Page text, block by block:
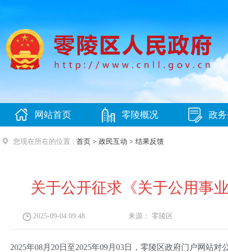
网站首页 零陵概况 政
您现在所在的位置 : 首页 > 政民互动 > 结果反馈
关于公开征求《关于公用事
2025-09-04 09:48 来源： 零陵区
2025年08月20日至2025年09月03日
，零陵区政府门户网站对